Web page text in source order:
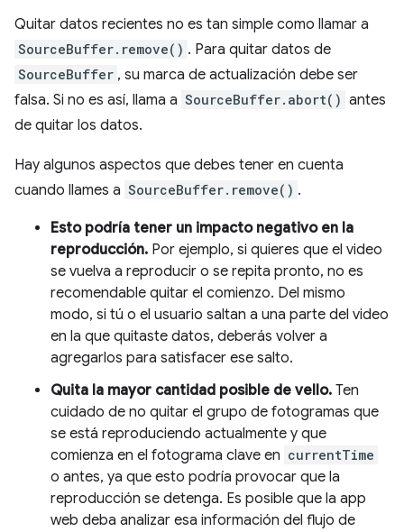
Quitar datos recientes no es tan simple como llamar a
SourceBuffer.remove() . Para quitar datos de
SourceBuffer , su marca de actualización debe ser
falsa. Si no es así, llama a SourceBuffer.abort() antes
de quitar los datos.
Hay algunos aspectos que debes tener en cuenta
cuando llames a SourceBuffer.remove() .
Esto podría tener un impacto negativo en la
reproducción. Por ejemplo, si quieres que el video
se vuelva a reproducir o se repita pronto, no es
recomendable quitar el comienzo. Del mismo
modo, si tú o el usuario saltan a una parte del video
en la que quitaste datos, deberás volver a
agregarlos para satisfacer ese salto.
Quita la mayor cantidad posible de vello. Ten
cuidado de no quitar el grupo de fotogramas que
se está reproduciendo actualmente y que
comienza en el fotograma clave en currentTime
o antes, ya que esto podría provocar que la
reproducción se detenga. Es posible que la app
web deba analizar esa información del flujo de